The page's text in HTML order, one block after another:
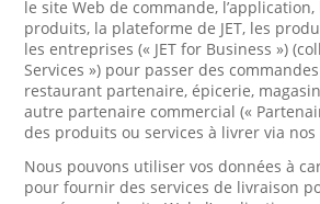
le site Web de commande,
produits, la plateforme de JET, les
les entreprises (« JET for Business »)
Services ») pour passer des
restaurant partenaire, épicerie,
autre partenaire commercial («
des produits ou services à livrer via nos
Nous pouvons utiliser vos données à
pour fournir des services de livraison